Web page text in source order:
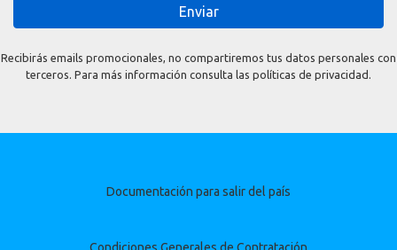
Enviar
Recibirás emails promocionales, no compartiremos tus datos personales con
terceros. Para más información consulta las políticas de privacidad.
Documentación para salir del país